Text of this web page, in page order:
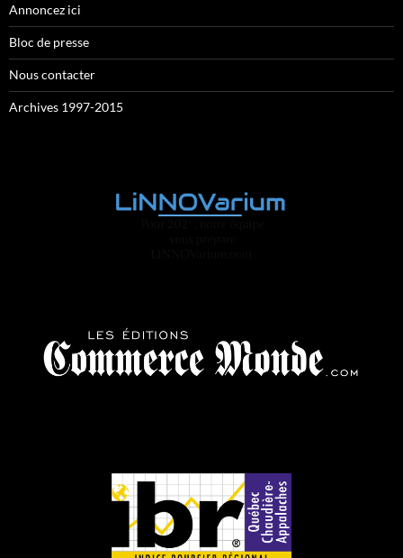
Annoncez ici
Bloc de presse
Nous contacter
Archives 1997-2015